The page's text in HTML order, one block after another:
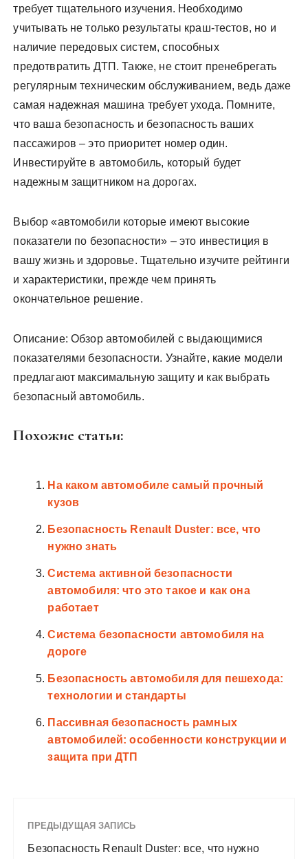
требует тщательного изучения. Необходимо
учитывать не только результаты краш-тестов, но и
наличие передовых систем, способных
предотвратить ДТП. Также, не стоит пренебрегать
регулярным техническим обслуживанием, ведь даже
самая надежная машина требует ухода. Помните,
что ваша безопасность и безопасность ваших
пассажиров – это приоритет номер один.
Инвестируйте в автомобиль, который будет
надежным защитником на дорогах.
Выбор «автомобили которые имеют высокие
показатели по безопасности» – это инвестиция в
вашу жизнь и здоровье. Тщательно изучите рейтинги
и характеристики, прежде чем принять
окончательное решение.
Описание: Обзор автомобилей с выдающимися
показателями безопасности. Узнайте, какие модели
предлагают максимальную защиту и как выбрать
безопасный автомобиль.
Похожие статьи:
На каком автомобиле самый прочный
кузов
Безопасность Renault Duster: все, что
нужно знать
Система активной безопасности
автомобиля: что это такое и как она
работает
Система безопасности автомобиля на
дороге
Безопасность автомобиля для пешехода:
технологии и стандарты
Пассивная безопасность рамных
автомобилей: особенности конструкции и
защита при ДТП
ПРЕДЫДУЩАЯ ЗАПИСЬ
Безопасность Renault Duster: все, что нужно